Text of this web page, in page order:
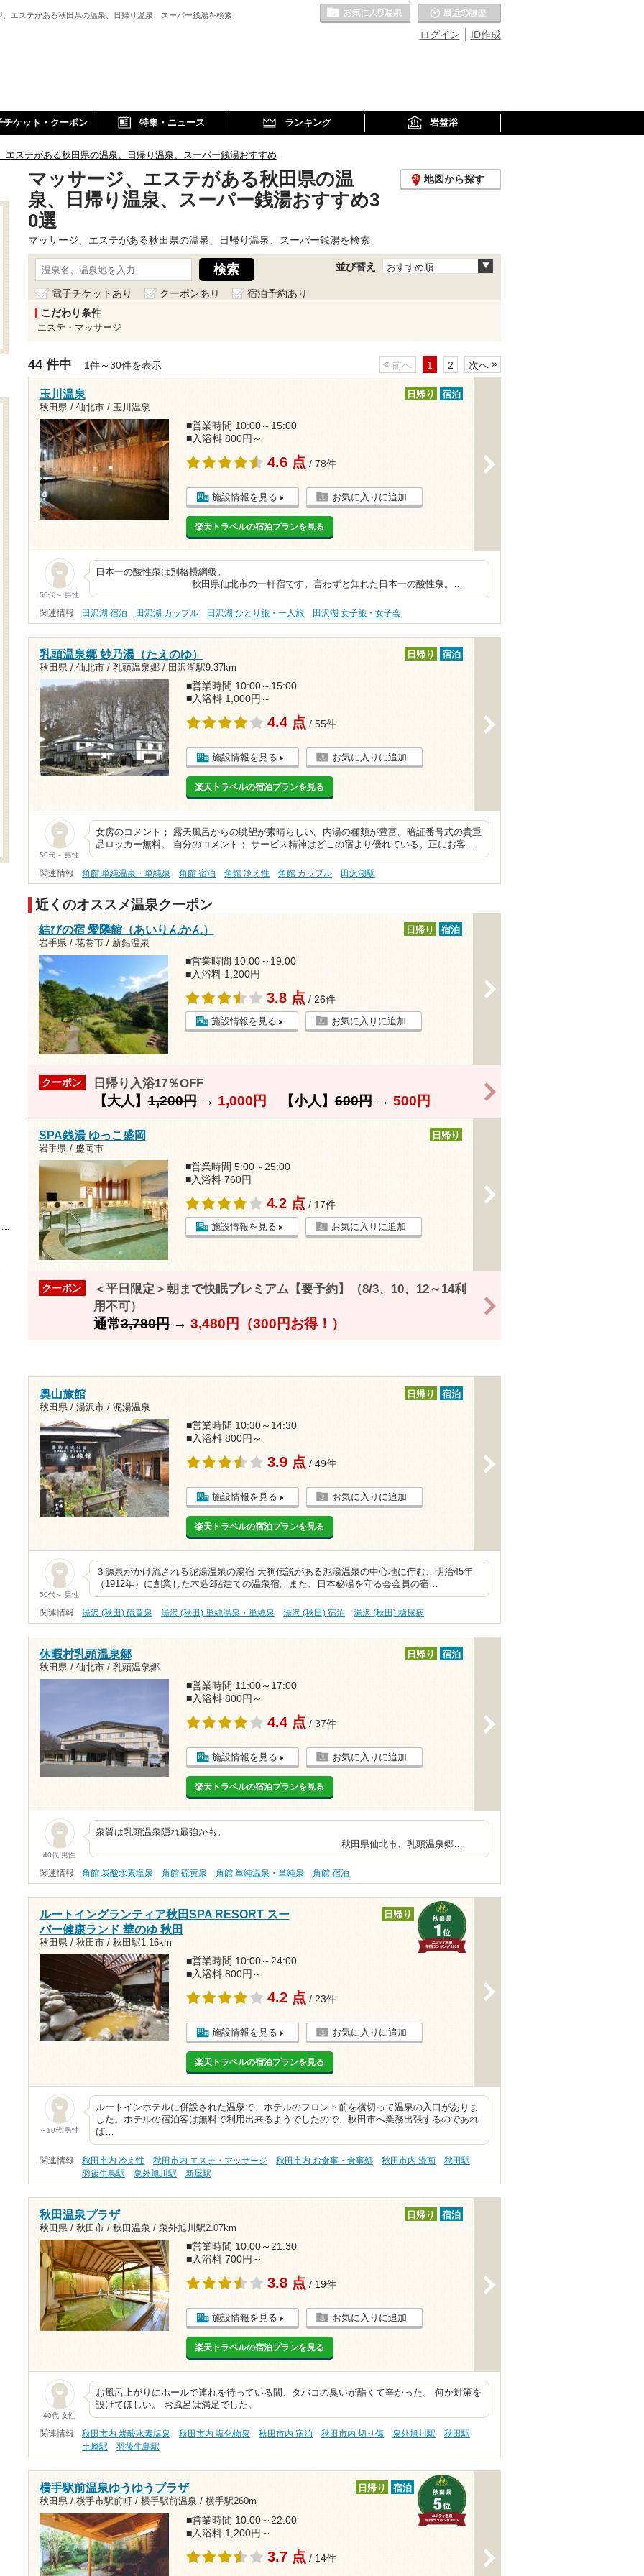
、エステがある秋田県の温泉、日帰り温泉、スーパー銭湯を検索
ID作成
ログイン
お気に入りの温泉
チケット・クーポン 特集・ニュース ランキング 岩盤浴
エステがある秋田県の温泉、日帰り温泉、スーパー銭湯おすすめ
マッサージ、エステがある秋田県の温
泉、日帰り温泉、スーパー銭湯おすすめ3
0選
地図から探す
マッサージ、エステがある秋田県の温泉、日帰り温泉、スーパー銭湯を検索
並び替え おすすめ順
電子チケットあり クーポンあり
宿泊予約あり
こだわり条件
エステ・マッサージ
44 件中 1件～30件を表示 前へ 1 2 次へ
玉川温泉
秋田県 / 仙北市 / 玉川温泉
日帰り 宿泊
■営業時間 10:00～15:00
■入浴料 800円～
4.6 点 / 78件
施設情報を見る お気に入りに追加
楽天トラベルの宿泊プランを見る
50代～ 男性
日本一の酸性泉は別格横綱級。
秋田県仙北市の一軒宿です。言わずと知れた日本一の酸性泉。…
関連情報 田沢湖 宿泊 田沢湖 カップル 田沢湖 ひとり旅・一人旅 田沢湖 女子旅・女子会
乳頭温泉郷 妙乃湯（たえのゆ）
秋田県 / 仙北市 / 乳頭温泉郷 / 田沢湖駅9.37km
日帰り 宿泊
■営業時間 10:00～15:00
■入浴料 1,000円～
4.4 点 / 55件
施設情報を見る お気に入りに追加
楽天トラベルの宿泊プランを見る
50代～ 男性
女房のコメント； 露天風呂からの眺望が素晴らしい。内湯の種類が豊富。暗証番号式の貴重
品ロッカー無料。 自分のコメント； サービス精神はどこの宿より優れている。正にお客…
関連情報 角館 単純温泉・単純泉 角館 宿泊 角館 冷え性 角館 カップル 田沢湖駅
近くのオススメ温泉クーポン
結びの宿 愛隣館（あいりんかん）
岩手県 / 花巻市 / 新鉛温泉
日帰り 宿泊
■営業時間 10:00～19:00
■入浴料 1,200円
3.8 点 / 26件
施設情報を見る お気に入りに追加
クーポン 日帰り入浴17％OFF
【大人】1,200円→ 1,000円 【小人】600円→ 500円
SPA銭湯 ゆっこ盛岡
岩手県 / 盛岡市
日帰り
■営業時間 5:00～25:00
■入浴料 760円
4.2 点 / 17件
施設情報を見る お気に入りに追加
クーポン
＜平日限定＞朝まで快眠プレミアム【要予約】（8/3、10、12～14利
用不可）
通常3,780円→ 3,480円（300円お得！）
奥山旅館
秋田県 / 湯沢市 / 泥湯温泉
日帰り 宿泊
■営業時間 10:30～14:30
■入浴料 800円～
3.9 点 / 49件
施設情報を見る お気に入りに追加
楽天トラベルの宿泊プランを見る
50代～ 男性
３源泉がかけ流される泥湯温泉の湯宿 天狗伝説がある泥湯温泉の中心地に佇む、明治45年
（1912年）に創業した木造2階建ての温泉宿。また、日本秘湯を守る会会員の宿…
関連情報 湯沢 (秋田) 硫黄泉 湯沢 (秋田) 単純温泉・単純泉 湯沢 (秋田) 宿泊 湯沢 (秋田) 糖尿病
休暇村乳頭温泉郷
秋田県 / 仙北市 / 乳頭温泉郷
日帰り 宿泊
■営業時間 11:00～17:00
■入浴料 800円～
4.4 点 / 37件
施設情報を見る お気に入りに追加
楽天トラベルの宿泊プランを見る
40代 男性
泉質は乳頭温泉隠れ最強かも。
秋田県仙北市、乳頭温泉郷…
関連情報 角館 炭酸水素塩泉 角館 硫黄泉 角館 単純温泉・単純泉 角館 宿泊
ルートイングランティア秋田SPA RESORT スー
パー健康ランド 華のゆ 秋田
秋田県 / 秋田市 / 秋田駅1.16km
日帰り
■営業時間 10:00～24:00
■入浴料 800円～
4.2 点 / 23件
施設情報を見る お気に入りに追加
楽天トラベルの宿泊プランを見る
～10代 男性
ルートインホテルに併設された温泉で、ホテルのフロント前を横切って温泉の入口がありま
した。ホテルの宿泊客は無料で利用出来るようでしたので、秋田市へ業務出張するのであれ
ば…
関連情報 秋田市内 冷え性 秋田市内 エステ・マッサージ 秋田市内 お食事・食事処 秋田市内 漫画
秋田駅
羽後牛島駅
泉外旭川駅 新屋駅
秋田温泉プラザ
秋田県 / 秋田市 / 秋田温泉 / 泉外旭川駅2.07km
日帰り 宿泊
■営業時間 10:00～21:30
■入浴料 700円～
3.8 点 / 19件
施設情報を見る お気に入りに追加
楽天トラベルの宿泊プランを見る
40代 女性
お風呂上がりにホールで連れを待っている間、タバコの臭いが酷くて辛かった。 何か対策を
設けてほしい。 お風呂は満足でした。
関連情報 秋田市内 炭酸水素塩泉 秋田市内 塩化物泉 秋田市内 宿泊 秋田市内 切り傷 泉外旭川駅
秋田駅
土崎駅
羽後牛島駅
横手駅前温泉ゆうゆうプラザ
秋田県 / 横手市駅前町 / 横手駅前温泉 / 横手駅260m
日帰り 宿泊
■営業時間 10:00～22:00
■入浴料 1,200円～
3.7 点 / 14件